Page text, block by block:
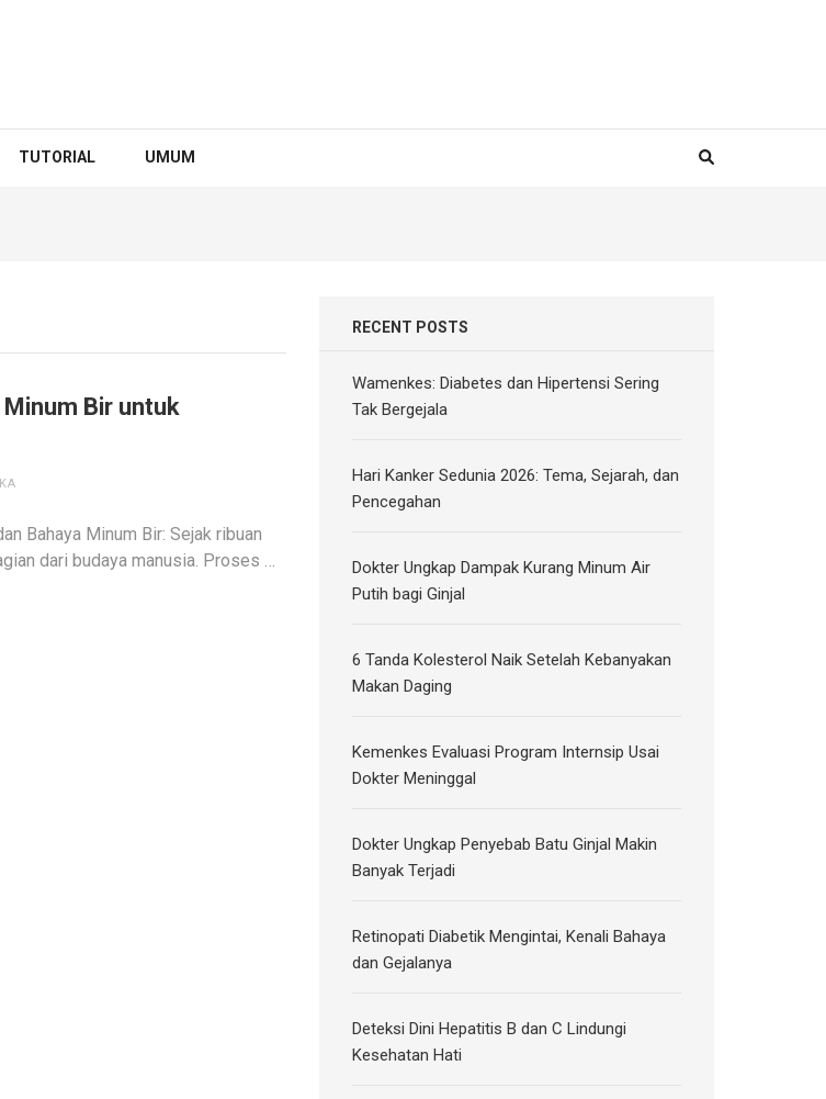
TUTORIAL UMUM
Bir untuk
Bahaya Minum Bir: Sejak ribuan
dari budaya manusia. Proses …
RECENT POSTS
Wamenkes: Diabetes dan Hipertensi Sering
Tak Bergejala
Hari Kanker Sedunia 2026: Tema, Sejarah, dan
Pencegahan
Dokter Ungkap Dampak Kurang Minum Air
Putih bagi Ginjal
6 Tanda Kolesterol Naik Setelah Kebanyakan
Makan Daging
Kemenkes Evaluasi Program Internsip Usai
Dokter Meninggal
Dokter Ungkap Penyebab Batu Ginjal Makin
Banyak Terjadi
Retinopati Diabetik Mengintai, Kenali Bahaya
dan Gejalanya
Deteksi Dini Hepatitis B dan C Lindungi
Kesehatan Hati